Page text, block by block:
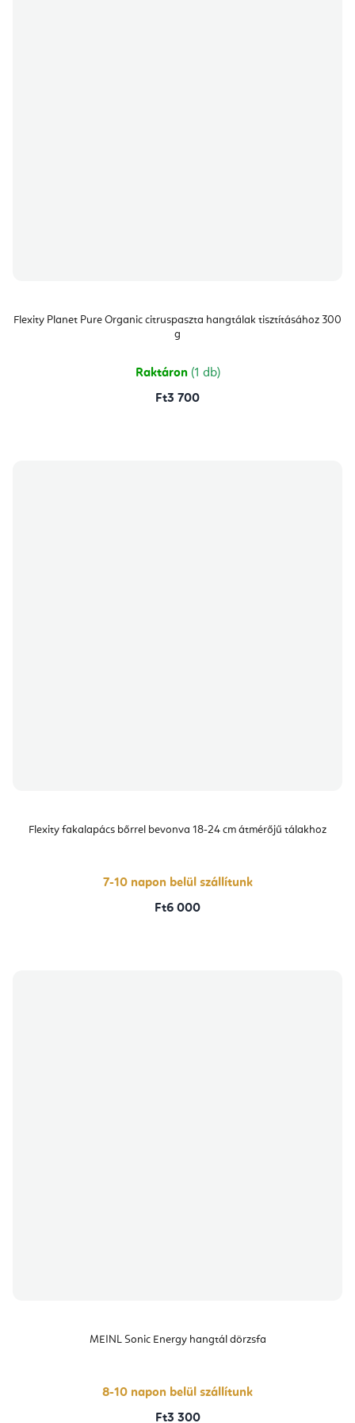
Flexity Planet Pure Organic citruspaszta hangtálak tisztításához 300
g
Raktáron (1 db)
Ft3 700
Flexity fakalapács bőrrel bevonva 18-24 cm átmérőjű tálakhoz
7-10 napon belül szállítunk
Ft6 000
MEINL Sonic Energy hangtál dörzsfa
8-10 napon belül szállítunk
Ft3 300